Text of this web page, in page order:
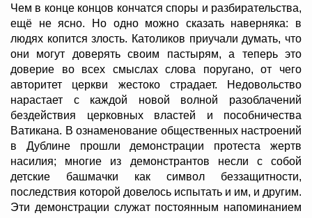
Чем в конце концов кончатся споры и разбирательства,
ещё не ясно. Но одно можно сказать наверняка: в
людях копится злость. Католиков приучали думать, что
они могут доверять своим пастырям, а теперь это
доверие во всех смыслах слова поругано, от чего
авторитет церкви жестоко страдает. Недовольство
нарастает с каждой новой волной разоблачений
бездействия церковных властей и пособничества
Ватикана. В ознаменование общественных настроений
в Дублине прошли демонстрации протеста жертв
насилия; многие из демонстрантов несли с собой
детские башмачки как символ беззащитности,
последствия которой довелось испытать и им, и другим.
Эти демонстрации служат постоянным напоминанием